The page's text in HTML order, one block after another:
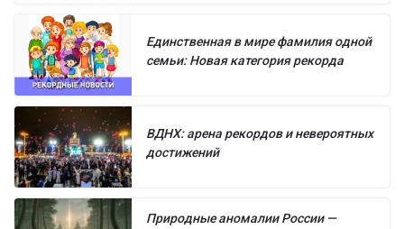
Единственная в мире фамилия одной
семьи: Новая категория рекорда
ВДНХ: арена рекордов и невероятных
достижений
Природные аномалии России —